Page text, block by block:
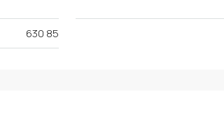
630 85